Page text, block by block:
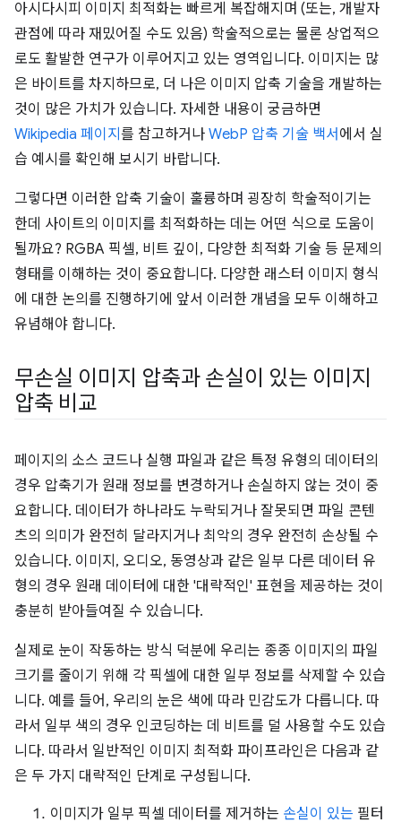
아시다시피 이미지 최적화는 빠르게 복잡해지며 (또는, 개발자
관점에 따라 재밌어질 수도 있음) 학술적으로는 물론 상업적으
로도 활발한 연구가 이루어지고 있는 영역입니다. 이미지는 많
은 바이트를 차지하므로, 더 나은 이미지 압축 기술을 개발하는
것이 많은 가치가 있습니다. 자세한 내용이 궁금하면
Wikipedia 페이지 를 참고하거나 WebP 압축 기술 백서 에서 실
습 예시를 확인해 보시기 바랍니다.
그렇다면 이러한 압축 기술이 훌륭하며 굉장히 학술적이기는
한데 사이트의 이미지를 최적화하는 데는 어떤 식으로 도움이
될까요? RGBA 픽셀, 비트 깊이, 다양한 최적화 기술 등 문제의
형태를 이해하는 것이 중요합니다. 다양한 래스터 이미지 형식
에 대한 논의를 진행하기에 앞서 이러한 개념을 모두 이해하고
유념해야 합니다.
무손실 이미지 압축과 손실이 있는 이미지
압축 비교
페이지의 소스 코드나 실행 파일과 같은 특정 유형의 데이터의
경우 압축기가 원래 정보를 변경하거나 손실하지 않는 것이 중
요합니다. 데이터가 하나라도 누락되거나 잘못되면 파일 콘텐
츠의 의미가 완전히 달라지거나 최악의 경우 완전히 손상될 수
있습니다. 이미지, 오디오, 동영상과 같은 일부 다른 데이터 유
형의 경우 원래 데이터에 대한 '대략적인' 표현을 제공하는 것이
충분히 받아들여질 수 있습니다.
실제로 눈이 작동하는 방식 덕분에 우리는 종종 이미지의 파일
크기를 줄이기 위해 각 픽셀에 대한 일부 정보를 삭제할 수 있습
니다. 예를 들어, 우리의 눈은 색에 따라 민감도가 다릅니다. 따
라서 일부 색의 경우 인코딩하는 데 비트를 덜 사용할 수도 있습
니다. 따라서 일반적인 이미지 최적화 파이프라인은 다음과 같
은 두 가지 대략적인 단계로 구성됩니다.
이미지가 일부 픽셀 데이터를 제거하는 손실이 있는 필터